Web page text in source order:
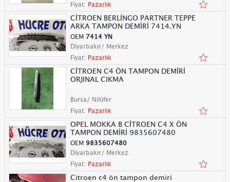
Fiyat: Pazarlık
CİTROEN BERLİNGO PARTNER TEPPE
ARKA TAMPON DEMİRİ 7414.YN
OEM 7414 YN
Diyarbakır/ Merkez
Fiyat: Pazarlık
CİTROEN C4 ÖN TAMPON DEMİRİ
ORJINAL CIKMA
Bursa/ Nilüfer
Fiyat: Pazarlık
OPEL MOKKA B CİTROEN C4 X ÖN
TAMPON DEMİRİ 9835607480
OEM 9835607480
Diyarbakır/ Merkez
Fiyat: Pazarlık
Citroen c4 ön tampon demiri